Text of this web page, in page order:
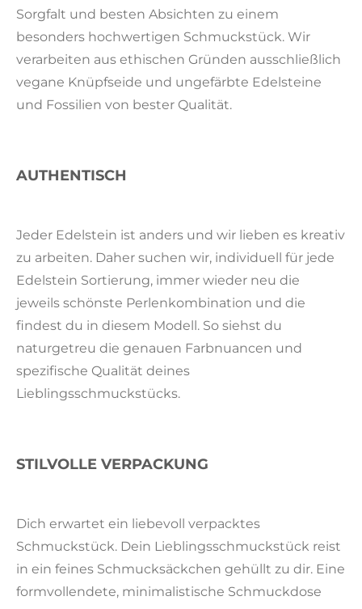
Sorgfalt und besten Absichten zu einem
besonders hochwertigen Schmuckstück. Wir
verarbeiten aus ethischen Gründen ausschließlich
vegane Knüpfseide und ungefärbte Edelsteine
und Fossilien von bester Qualität.
AUTHENTISCH
Jeder Edelstein ist anders und wir lieben es kreativ
zu arbeiten. Daher suchen wir, individuell für jede
Edelstein Sortierung, immer wieder neu die
jeweils schönste Perlenkombination und die
findest du in diesem Modell. So siehst du
naturgetreu die genauen Farbnuancen und
spezifische Qualität deines
Lieblingsschmuckstücks.
STILVOLLE VERPACKUNG
Dich erwartet ein liebevoll verpacktes
Schmuckstück. Dein Lieblingsschmuckstück reist
in ein feines Schmucksäckchen gehüllt zu dir. Eine
formvollendete, minimalistische Schmuckdose